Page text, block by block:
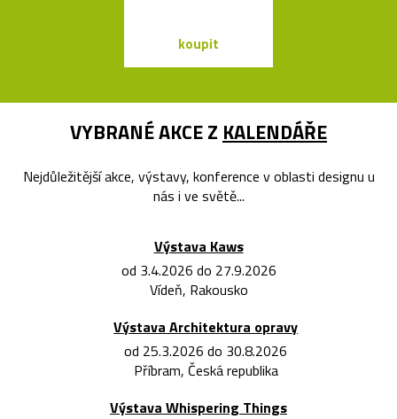
koupit
VYBRANÉ AKCE Z KALENDÁŘE
Nejdůležitější akce, výstavy, konference v oblasti designu u
nás i ve světě...
Výstava Kaws
od 3.4.2026 do 27.9.2026
Vídeň, Rakousko
Výstava Architektura opravy
od 25.3.2026 do 30.8.2026
Příbram, Česká republika
Výstava Whispering Things